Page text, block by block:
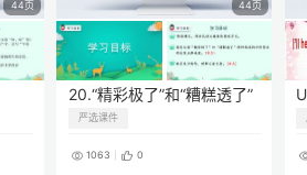
44页 44页
20.“精彩极了”和“糟糕透了”
严选课件
1063 0